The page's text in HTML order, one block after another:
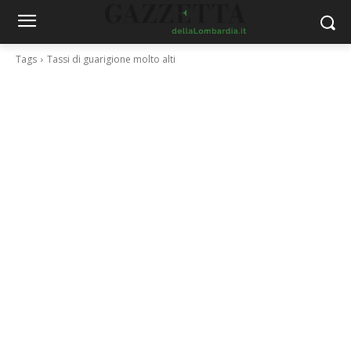
Tags Tassi di guarigione molto alti